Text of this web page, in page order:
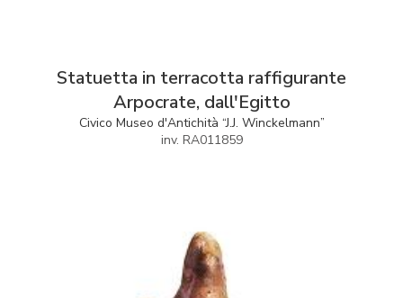
Statuetta in terracotta raffigurante
Arpocrate, dall'Egitto
Civico Museo d'Antichità “J.J. Winckelmann”
inv. RA011859